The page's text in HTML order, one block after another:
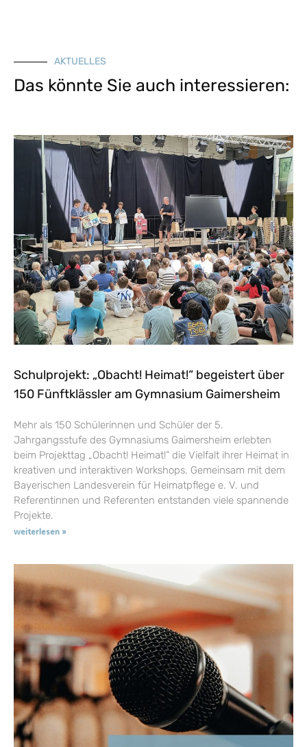
AKTUELLES
Das könnte Sie auch interessieren:
Schulprojekt: „Obacht! Heimat!“ begeistert über
150 Fünftklässler am Gymnasium Gaimersheim
Mehr als 150 Schülerinnen und Schüler der 5.
Jahrgangsstufe des Gymnasiums Gaimersheim erlebten
beim Projekttag „Obacht! Heimat!“ die Vielfalt ihrer Heimat in
kreativen und interaktiven Workshops. Gemeinsam mit dem
Bayerischen Landesverein für Heimatpflege e. V. und
Referentinnen und Referenten entstanden viele spannende
Projekte.
weiterlesen »